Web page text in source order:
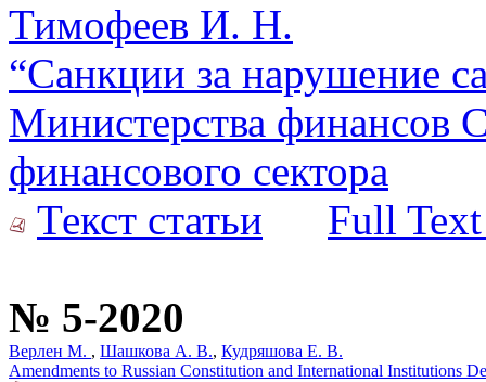
Тимофеев И. Н.
“Санкции за нарушение
Министерства
финансового сектора
Текст статьи
Full
№ 5-2020
Верлен М. , Шашкова А. В., Кудряшова Е. В.
Amendments to Russian Constitution and International Institutions